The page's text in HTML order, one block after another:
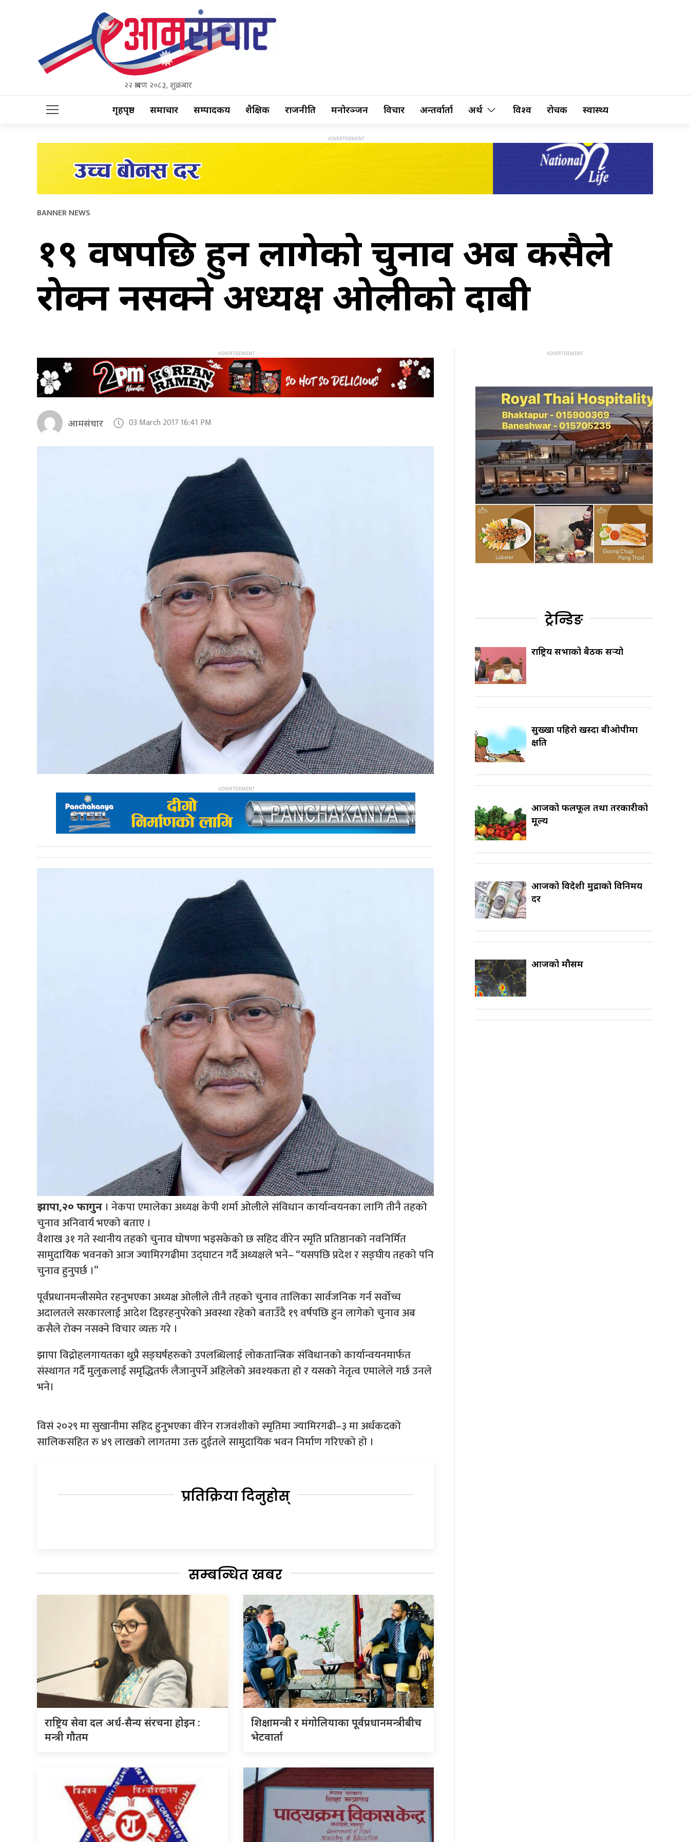
२२ श्रावण २०८३, शुक्रबार
गृहपृष्ठ समाचार सम्पादकीय शैक्षिक राजनीति मनोरञ्जन विचार अन्तर्वार्ता अर्थ विश्व रोचक स्वास्थ्य
BANNER NEWS
१९ वर्षपछि हुन लागेको चुनाव अब कसैले
रोक्न नसक्ने अध्यक्ष ओलीको दाबी
आमसंचार 03 March 2017 16:41 PM
झापा,२० फागुन । नेकपा एमालेका अध्यक्ष केपी शर्मा ओलीले संविधान कार्यान्वयनका लागि तीनै तहको
चुनाव अनिवार्य भएको बताए ।
वैशाख ३१ गते स्थानीय तहको चुनाव घोषणा भइसकेको छ सहिद वीरेन स्मृति प्रतिष्ठानको नवनिर्मित
सामुदायिक भवनको आज ज्यामिरगढीमा उद्घाटन गर्दै अध्यक्षले भने– “यसपछि प्रदेश र सङ्घीय तहको पनि
चुनाव हुनुपर्छ ।”
पूर्वप्रधानमन्त्रीसमेत रहनुभएका अध्यक्ष ओलीले तीनै तहको चुनाव तालिका सार्वजनिक गर्न सर्वोच्च
अदालतले सरकारलाई आदेश दिइरहनुपरेको अवस्था रहेको बताउँदै १९ वर्षपछि हुन लागेको चुनाव अब
कसैले रोक्न नसक्ने विचार व्यक्त गरे ।
झापा विद्रोहलगायतका थुप्रै सङ्घर्षहरुको उपलब्धिलाई लोकतान्त्रिक संविधानको कार्यान्वयनमार्फत
संस्थागत गर्दै मुलुकलाई समृद्धितर्फ लैजानुपर्ने अहिलेको अवश्यकता हो र यसको नेतृत्व एमालेले गर्छ उनले
भने।
विसं २०२९ मा सुखानीमा सहिद हुनुभएका वीरेन राजवंशीको स्मृतिमा ज्यामिरगढी–३ मा अर्धकदको
सालिकसहित रु ४९ लाखको लागतमा उक्त दुईतले सामुदायिक भवन निर्माण गरिएको हो ।
प्रतिक्रिया दिनुहोस्
सम्बन्धित खबर
राष्ट्रिय सेवा दल अर्ध-सैन्य संरचना होइन :
मन्त्री गौतम
शिक्षामन्त्री र मंगोलियाका पूर्वप्रधानमन्त्रीबीच
भेटवार्ता
ट्रेन्डिङ
राष्ट्रिय सभाको बैठक सर्‍यो
सुख्खा पहिरो खस्दा बीओपीमा
क्षति
आजको फलफूल तथा तरकारीको
मूल्य
आजको विदेशी मुद्राको विनिमय
दर
आजको मौसम